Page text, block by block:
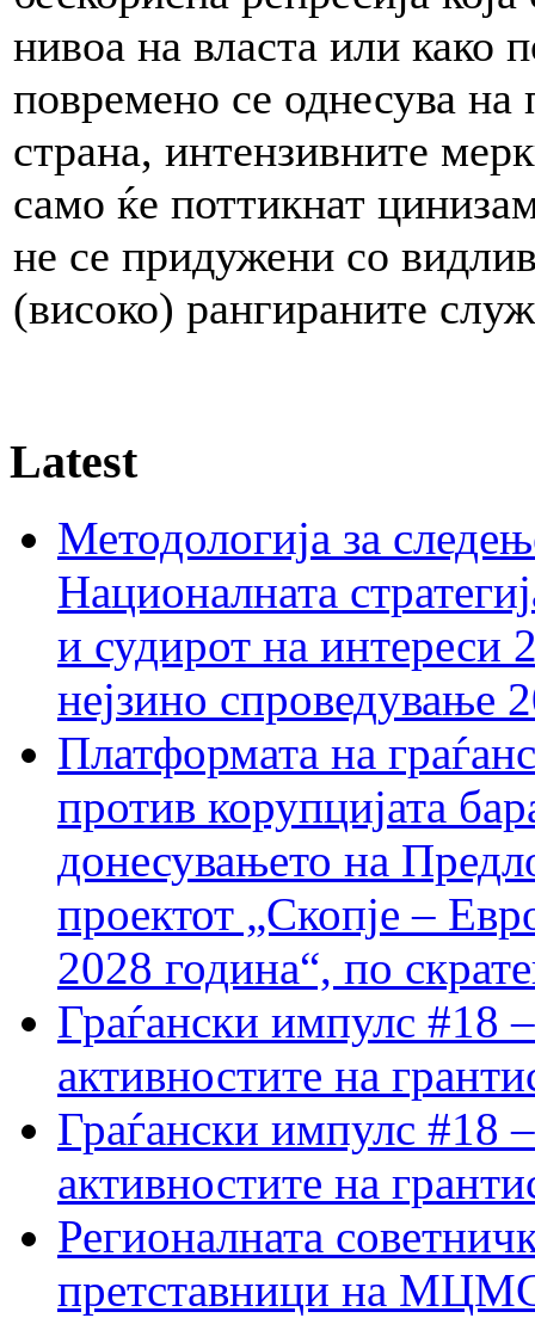
нивоа на власта или како
повремено се однесува
страна, интензивните
само ќе поттикнат
не се придужени со
(високо) рангираните
Latest
Методологија за
Националната
и судирот на интереси
нејзино спроведување
Платформата на
против корупцијата
донесувањето на
проектот „Скопје –
2028 година“, по
Граѓански импулс #18
активностите на
Граѓански импулс #18
активностите на
Регионалната
претставници на МЦМС